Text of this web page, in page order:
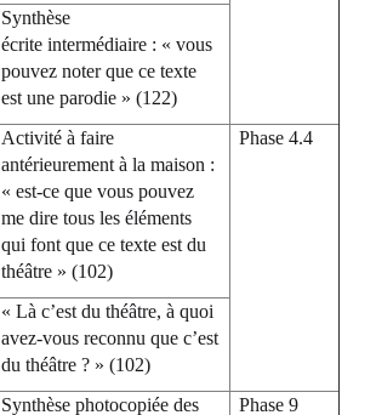
Synthèse
écrite intermédiaire : « vous
pouvez noter que ce texte
est une parodie » (122)
Activité à faire
antérieurement à la maison :
« est-ce que vous pouvez
me dire tous les éléments
qui font que ce texte est du
théâtre » (102)
Phase 4.4
« Là c’est du théâtre, à quoi
avez-vous reconnu que c’est
du théâtre ? » (102)
Synthèse photocopiée des
Phase 9